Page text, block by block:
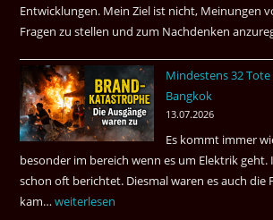
Entwicklungen. Mein Ziel ist nicht, Meinungen
Fragen zu stellen und zum Nachdenken
Mindestens 32
Bangkok
13.07.2026
Es kommt immer
besonder im bereich wenn es um Elektrik geht.
schon oft berichtet. Diesmal waren es auch die
kam…Mindestens
weiterlesen